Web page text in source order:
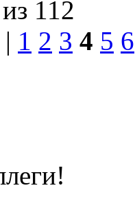
112
| 1 2 3 4 5 6